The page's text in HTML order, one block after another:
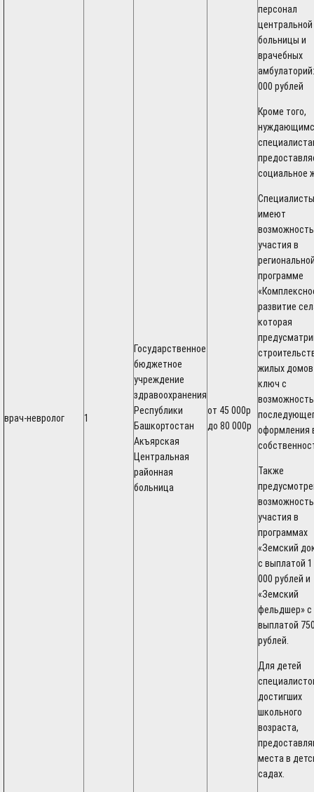
врач-невролог 1
Государственное
бюджетное
учреждение
здравоохранения
Республики
Башкортостан
Акъярская
Центральная
районная
больница
от 45 000р
до 80 000р
персонал
центральной
больницы и
врачебных
000 рублей
Кроме того,
социальное
Специалисты
имеют
возможность
участия в
программе
развитие
которая
жилых
ключ с
оформления
Также
возможность
участия в
программах
«Земский
с выплатой
000 рублей и
«Земский
фельдшер» с
выплатой
рублей.
Для детей
достигших
школьного
возраста,
места в
садах.